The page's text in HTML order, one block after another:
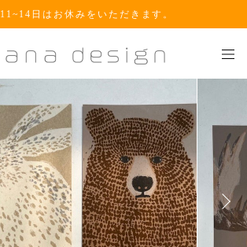
11~14日はお休みをいただきます。